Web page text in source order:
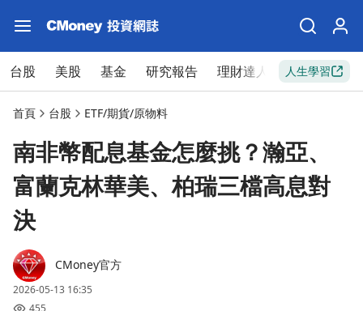
台股 美股 基金 研究報告 理財達人 新手入門
人生學習
首頁 台股 ETF/期貨/原物料
南非幣配息基金怎麼挑？瀚亞、
富蘭克林華美、柏瑞三檔高息對
決
CMoney官方
2026-05-13 16:35
455